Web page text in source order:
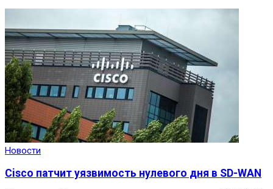
Новости
Cisco патчит уязвимость нулевого дня в SD-WAN